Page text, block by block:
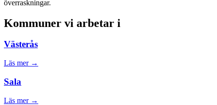
överraskningar.
Kommuner vi arbetar i
Västerås
Läs mer →
Sala
Läs mer →